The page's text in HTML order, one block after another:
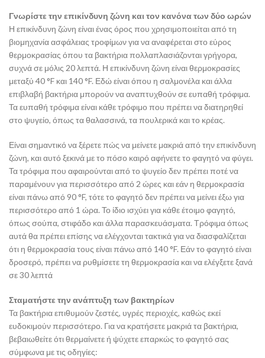
Γνωρίστε την επικίνδυνη ζώνη και τον κανόνα των δύο ωρών
Η επικίνδυνη ζώνη είναι ένας όρος που χρησιμοποιείται από τη
βιομηχανία ασφάλειας τροφίμων για να αναφέρεται στο εύρος
θερμοκρασίας όπου τα βακτήρια πολλαπλασιάζονται γρήγορα,
συχνά σε μόλις 20 λεπτά. Η επικίνδυνη ζώνη είναι θερμοκρασίες
μεταξύ 40 °F και 140 °F. Εδώ είναι όπου η σαλμονέλα και άλλα
επιβλαβή βακτήρια μπορούν να αναπτυχθούν σε ευπαθή τρόφιμα.
Τα ευπαθή τρόφιμα είναι κάθε τρόφιμο που πρέπει να διατηρηθεί
στο ψυγείο, όπως τα θαλασσινά, τα πουλερικά και το κρέας.
Είναι σημαντικό να ξέρετε πώς να μείνετε μακριά από την επικίνδυνη
ζώνη, και αυτό ξεκινά με το πόσο καιρό αφήνετε το φαγητό να φύγει.
Τα τρόφιμα που αφαιρούνται από το ψυγείο δεν πρέπει ποτέ να
παραμένουν για περισσότερο από 2 ώρες και εάν η θερμοκρασία
είναι πάνω από 90 °F, τότε το φαγητό δεν πρέπει να μείνει έξω για
περισσότερο από 1 ώρα. Το ίδιο ισχύει για κάθε έτοιμο φαγητό,
όπως σούπα, στιφάδο και άλλα παρασκευάσματα. Τρόφιμα όπως
αυτά θα πρέπει επίσης να ελέγχονται τακτικά για να διασφαλίζεται
ότι η θερμοκρασία τους είναι πάνω από 140 °F. Εάν το φαγητό είναι
δροσερό, πρέπει να ρυθμίσετε τη θερμοκρασία και να ελέγξετε ξανά
σε 30 λεπτά
Σταματήστε την ανάπτυξη των βακτηρίων
Τα βακτήρια επιθυμούν ζεστές, υγρές περιοχές, καθώς εκεί
ευδοκιμούν περισσότερο. Για να κρατήσετε μακριά τα βακτήρια,
βεβαιωθείτε ότι θερμαίνετε ή ψύχετε επαρκώς το φαγητό σας
σύμφωνα με τις οδηγίες: